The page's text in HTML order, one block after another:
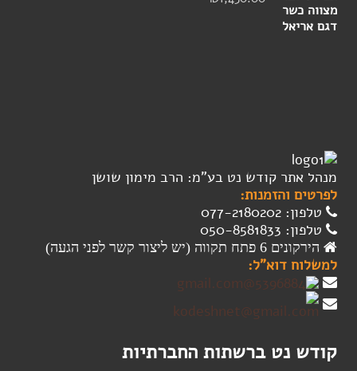
מנהל אתר קודש נט בע"מ: הרב מימון שושן
לפרטים והזמנות:
טלפון: 077-2180202
טלפון: 050-8581833
הירקונים 6 פתח תקווה (יש ליצור קשר לפני הגעה)
למשלוח דוא"ל:
קודש נט ברשתות החברתיות